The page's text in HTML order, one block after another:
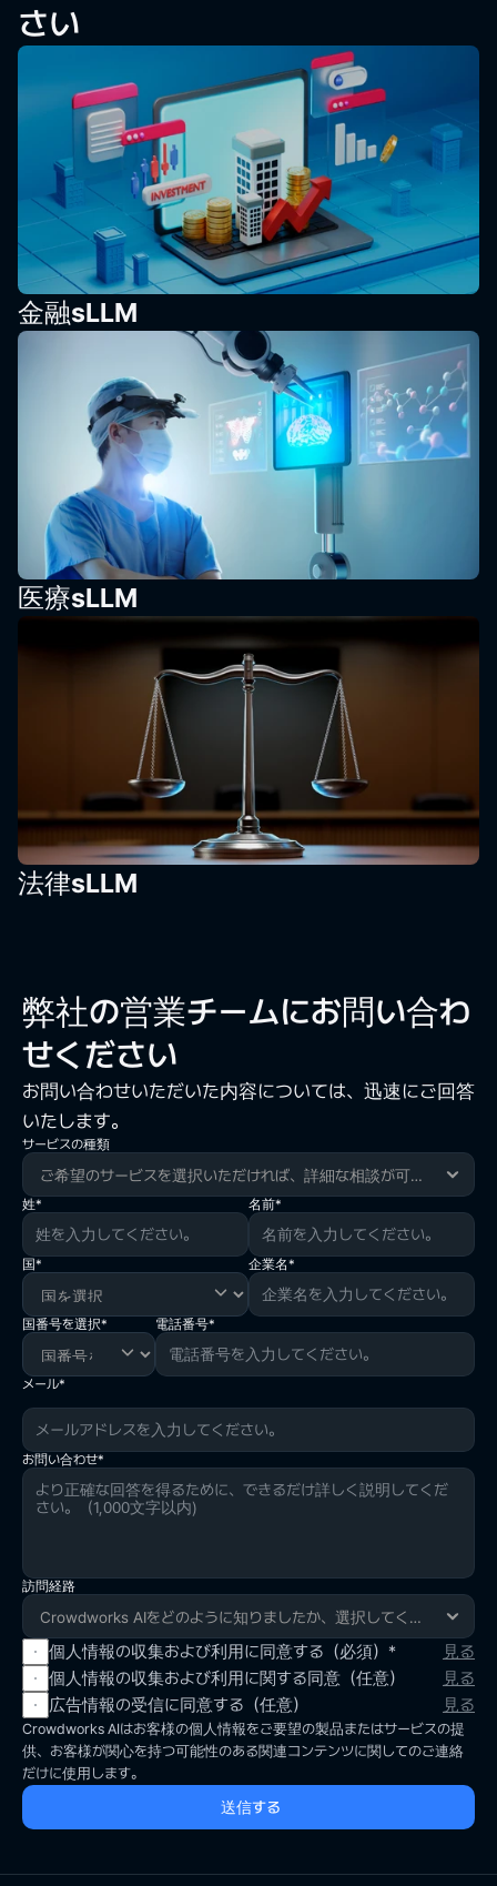
さい
金融sLLM
医療sLLM
法律sLLM
お問い合わせを承りました。
確認
広告情報の受信に同意する（任意）
進及び情報保護等に関する法律第50条第1項に基
づき、広告性情報を送信するために受信者の事前
同意を得ており、受信同意の有無を定期的に確認
広告性情報の受信に同意される場合、（株）クラ
ウドワークスが提供するイベントと特典等の様々
な情報やその他有用な広告性情報が電子的な送信
媒体（メール、テキストメッセージ）を通じて送
本広告性情報受信同意項目は選択事項であり、
同意を拒否する場合で（株）クラウドワークスの
サービス利用には影響がありません。ただし、拒
否した場合は同意を通じて提供可能な各種特典イ
ベントの案内を受けることができません。受信同
確認
個人情報の収集および利用に
同意する（必須）*
○ 個人情報の収集および利用目的
: 営業関連の問い合わせに対する回答のための目
的
○ 収集する個人情報の項目
: 国、名前、所属企業名、電話番号、メールアド
○ 個人情報の保有および利用期間
: 問い合わせに対する回答完了後1年
※ あなたは上記の同意を拒否することができま
す。ただし、上記と同様の個人情報の収集および
利用は、問い合わせ内容に対する回答をするため
に必ず必要な事項であり、もしもあなたがこれに
同意しない場合、当社は問い合わせ内容に対する
確認
個人情報の収集および利用に
関する同意（任意）
○ 収集および利用目的
：ニュースレターの送信、マーケティングおよび広
告への活用
○ 収集する個人情報の項目
：名前、所属企業名、電話番号、メールアドレス
○ 個人情報の保有および利用期間
：同意の撤回まで
※ これは（株）クラウドワークスが提供するニュー
スおよびサービス関連情報を受け取るために必要
な個人情報であり、同意を拒否された場合でも、
該当サービスを除く他のサービスは利用可能で
す。
確認
弊社の営業チームにお問い合わ
せください
お問い合わせいただいた内容については、迅速にご回答
いたします。
サービスの種類
姓* 名前*
国* 企業名*
国番号を選択* 電話番号*
メール*
お問い合わせ*
訪問経路
個人情報の収集および利用に同意する（必須）*
見る
個人情報の収集および利用に関する同意（任意）
見る
広告情報の受信に同意する（任意）
見る
Crowdworks AIはお客様の個人情報をご要望の製品またはサービスの提
供、お客様が関心を持つ可能性のある関連コンテンツに関してのご連絡
だけに使用します。
送信する